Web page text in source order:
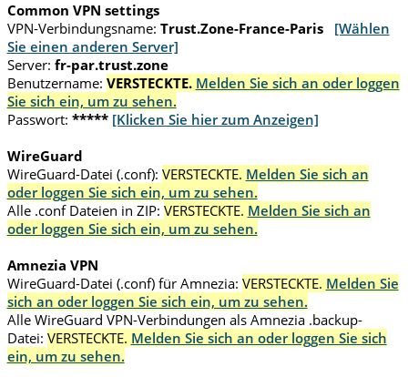
Common VPN settings
VPN-Verbindungsname: Trust.Zone-France-Paris
[Wählen
Sie einen anderen Server]
Server: fr-par.trust.zone
Benutzername: VERSTECKTE. Melden Sie sich an oder loggen
Sie sich ein, um zu sehen.
Passwort: ***** [Klicken Sie hier zum Anzeigen]
WireGuard
WireGuard-Datei (.conf): VERSTECKTE. Melden Sie sich an
oder loggen Sie sich ein, um zu sehen.
Alle .conf Dateien in ZIP: VERSTECKTE. Melden Sie sich an
oder loggen Sie sich ein, um zu sehen.
Amnezia VPN
WireGuard-Datei (.conf) für Amnezia: VERSTECKTE. Melden Sie
sich an oder loggen Sie sich ein, um zu sehen.
Alle WireGuard VPN-Verbindungen als Amnezia .backup-
Datei: VERSTECKTE. Melden Sie sich an oder loggen Sie sich
ein, um zu sehen.